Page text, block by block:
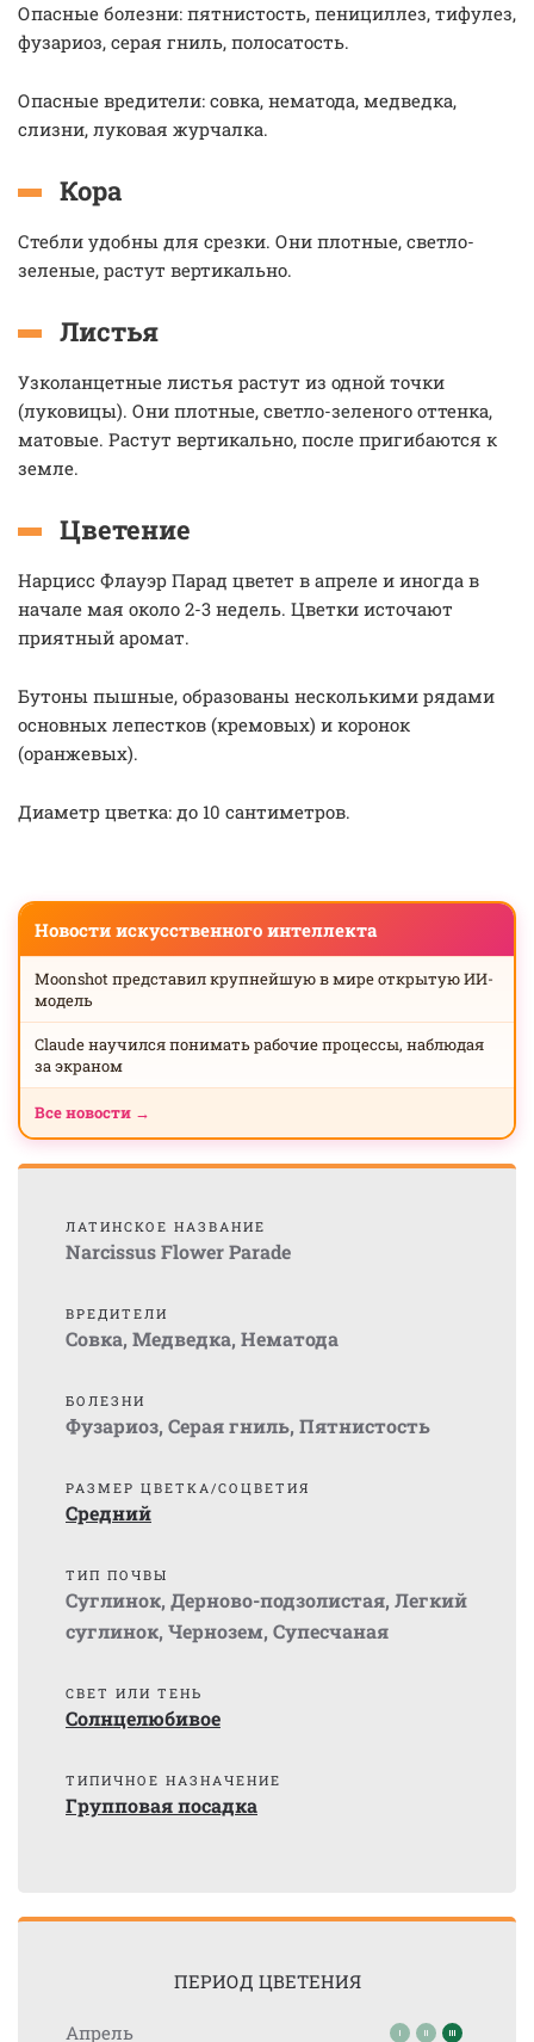
Опасные болезни: пятнистость, пенициллез, тифулез,
фузариоз, серая гниль, полосатость.
Опасные вредители: совка, нематода, медведка,
слизни, луковая журчалка.
Кора
Стебли удобны для срезки. Они плотные, светло-
зеленые, растут вертикально.
Листья
Узколанцетные листья растут из одной точки
(луковицы). Они плотные, светло-зеленого оттенка,
матовые. Растут вертикально, после пригибаются к
земле.
Цветение
Нарцисс Флауэр Парад цветет в апреле и иногда в
начале мая около 2-3 недель. Цветки источают
приятный аромат.
Бутоны пышные, образованы несколькими рядами
основных лепестков (кремовых) и коронок
(оранжевых).
Диаметр цветка: до 10 сантиметров.
Новости искусственного интеллекта
Moonshot представил крупнейшую в мире открытую ИИ-
модель
Claude научился понимать рабочие процессы, наблюдая
за экраном
Все новости →
ЛАТИНСКОЕ НАЗВАНИЕ
Narcissus Flower Parade
ВРЕДИТЕЛИ
Совка, Медведка, Нематода
БОЛЕЗНИ
Фузариоз, Серая гниль, Пятнистость
РАЗМЕР ЦВЕТКА/СОЦВЕТИЯ
Средний
ТИП ПОЧВЫ
Суглинок, Дерново-подзолистая, Легкий
суглинок, Чернозем, Супесчаная
СВЕТ ИЛИ ТЕНЬ
Солнцелюбивое
ТИПИЧНОЕ НАЗНАЧЕНИЕ
Групповая посадка
ПЕРИОД ЦВЕТЕНИЯ
Апрель